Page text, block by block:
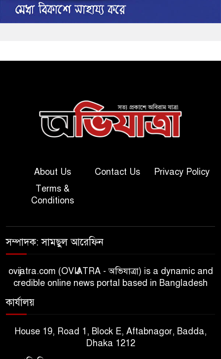
About Us Contact Us
Privacy Policy
Terms &
Conditions
সম্পাদক: সামছুল আরেফিন
ovijatra.com (OVIJATRA - অভিযাত্রা) is a dynamic and
credible online news portal based in Bangladesh
কার্যালয়
House 19, Road 1, Block E, Aftabnagor, Badda,
Dhaka 1212